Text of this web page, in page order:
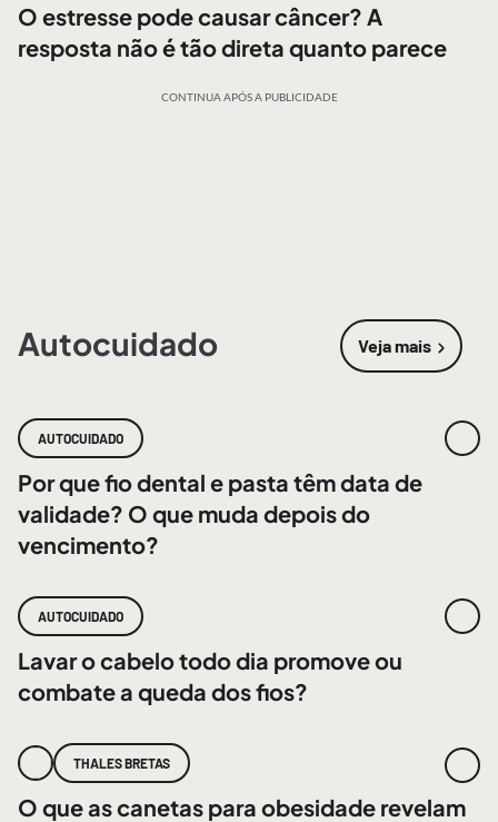
O estresse pode causar câncer? A
resposta não é tão direta quanto parece
CONTINUA APÓS A PUBLICIDADE
Autocuidado Veja mais
sobre
AUTOCUIDADO
Por que fio dental e pasta têm data de
validade? O que muda depois do
vencimento?
AUTOCUIDADO
Lavar o cabelo todo dia promove ou
combate a queda dos fios?
THALES BRETAS
O que as canetas para obesidade revelam